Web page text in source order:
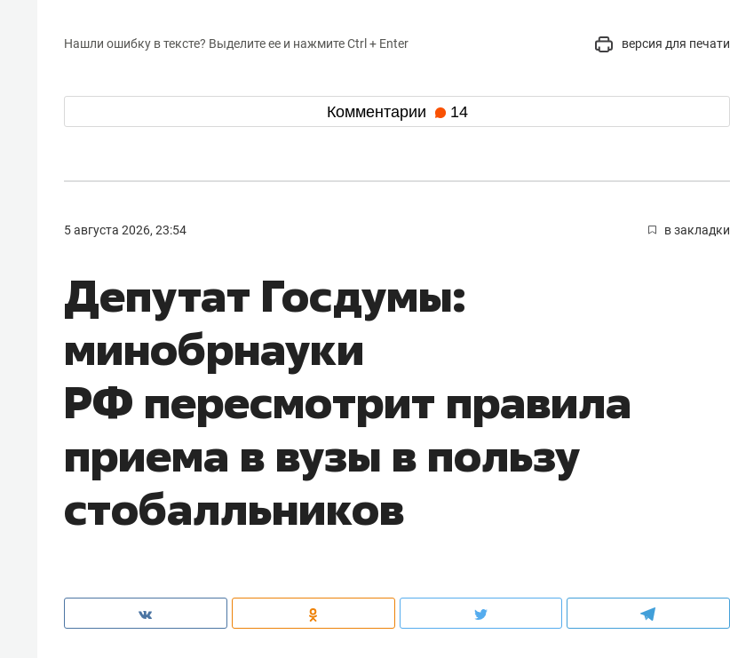
Нашли ошибку в тексте? Выделите ее и нажмите Ctrl + Enter версия для печати
Комментарии 14
5 августа 2026, 23:54 в закладки
Депутат Госдумы:
минобрнауки
РФ пересмотрит правила
приема в вузы в пользу
стобалльников